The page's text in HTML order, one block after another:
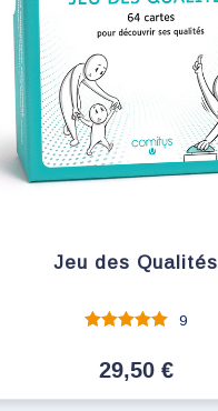
Jeu des Qualités
9
29,50€